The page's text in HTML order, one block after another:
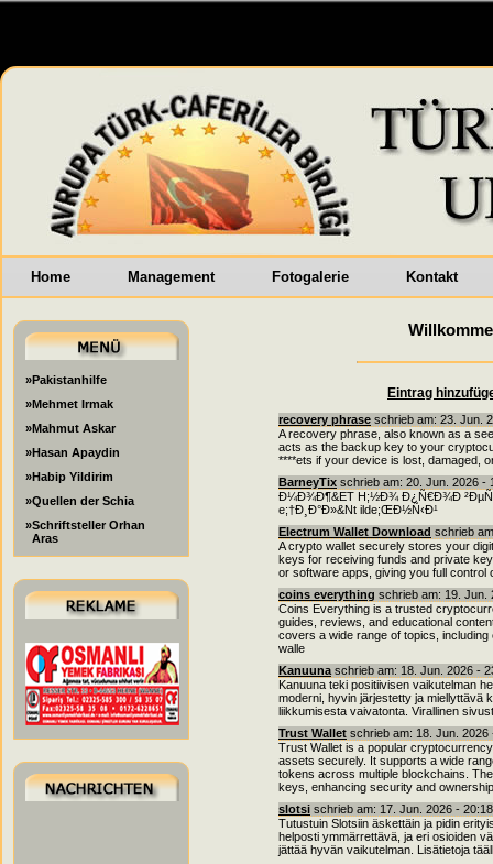
Home Management Fotogalerie Kontakt
»Pakistanhilfe
»Mehmet Irmak
»Mahmut Askar
»Hasan Apaydin
»Habip Yildirim
»Quellen der Schia
»Schriftsteller Orhan
Aras
Eintrag
recovery phrase schrieb am: 23. Jun.
A recovery phrase, also known as a
acts as the backup key to your
****ets if your device is lost, damaged,
BarneyTix schrieb am: 20. Jun. 2026 -
Ð¼Ð¾Ð¶&ET H;½Ð¾ Ð¿Ñ€Ð¾Ð
e;†Ð¸Ð°Ð»&Nt ilde;ŒÐ½Ñ‹Ð¹
Electrum Wallet Download schrieb
A crypto wallet securely stores your
keys for receiving funds and private
or software apps, giving you full
coins everything schrieb am: 19. Jun.
Coins Everything is a trusted
guides, reviews, and educational
covers a wide range of topics,
walle
Kanuuna schrieb am: 18. Jun. 2026 -
Kanuuna teki positiivisen vaikutelman
moderni, hyvin järjestetty ja miellyttävä
liikkumisesta vaivatonta. Virallinen
Trust Wallet schrieb am: 18. Jun.
Trust Wallet is a popular
assets securely. It supports a wide
tokens across multiple blockchains.
keys, enhancing security and
slotsi schrieb am: 17. Jun. 2026 -
Tutustuin Slotsiin äskettäin ja pidin
helposti ymmärrettävä, ja eri osioiden
jättää hyvän vaikutelman. Lisätietoja